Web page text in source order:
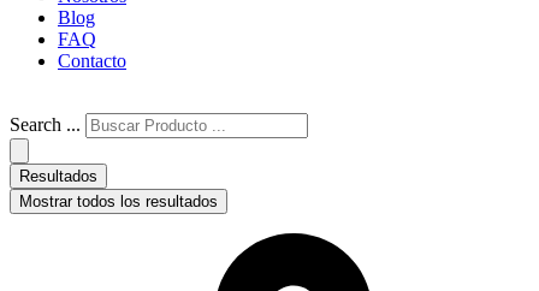
Blog
FAQ
Contacto
Search ...
Resultados
Mostrar todos los resultados